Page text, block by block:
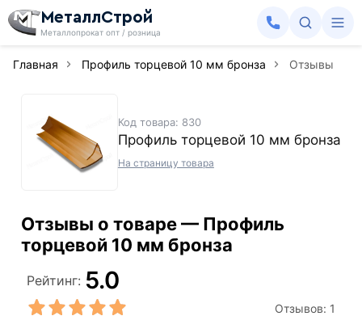
МеталлСтрой
Металлопрокат опт / розница
Главная Профиль торцевой 10 мм бронза Отзывы
Код товара: 830
Профиль торцевой 10 мм бронза
На страницу товара
Отзывы о товаре — Профиль
торцевой 10 мм бронза
Рейтинг: 5.0
Отзывов: 1